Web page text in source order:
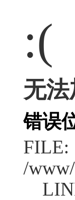
:(
无
错误
FILE:
/